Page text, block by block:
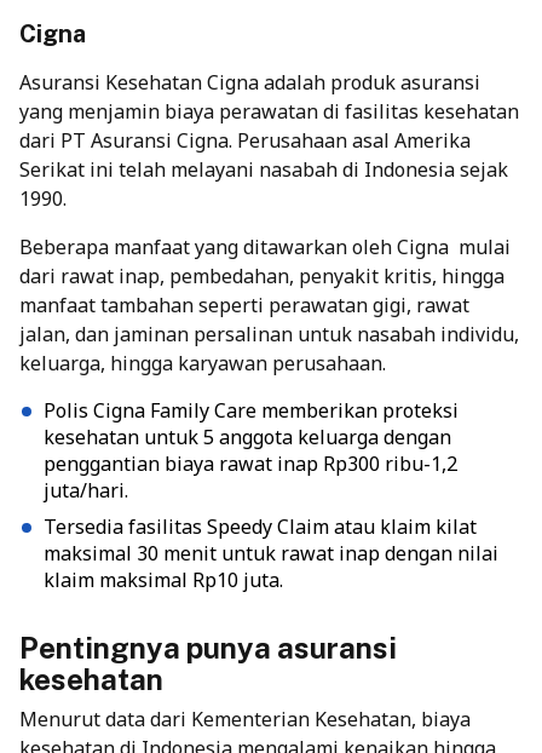
Cigna
Asuransi Kesehatan Cigna adalah produk asuransi
yang menjamin biaya perawatan di fasilitas kesehatan
dari PT Asuransi Cigna. Perusahaan asal Amerika
Serikat ini telah melayani nasabah di Indonesia sejak
1990.
Beberapa manfaat yang ditawarkan oleh Cigna mulai
dari rawat inap, pembedahan, penyakit kritis, hingga
manfaat tambahan seperti perawatan gigi, rawat
jalan, dan jaminan persalinan untuk nasabah individu,
keluarga, hingga karyawan perusahaan.
Polis Cigna Family Care memberikan proteksi
kesehatan untuk 5 anggota keluarga dengan
penggantian biaya rawat inap Rp300 ribu-1,2
juta/hari.
Tersedia fasilitas Speedy Claim atau klaim kilat
maksimal 30 menit untuk rawat inap dengan nilai
klaim maksimal Rp10 juta.
Pentingnya punya asuransi
kesehatan
Menurut data dari Kementerian Kesehatan, biaya